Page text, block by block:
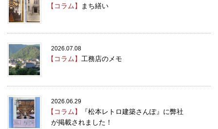
【コラム】 まち繕い
2026.07.08
【コラム】 工務店のメモ
2026.06.29
【コラム】
『松本レトロ建築さんぽ』に弊社
が掲載されました！